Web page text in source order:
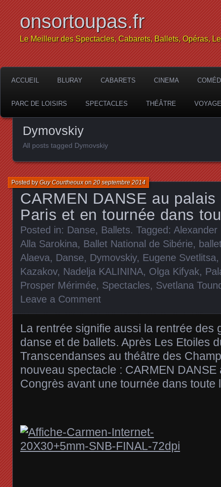
onsortoupas.fr
Le Meilleur des Spectacles, Cabarets, Ballets, Opéras,
ACCUEIL BLURAY CABARETS CINEMA
PARC DE LOISIRS SPECTACLES THÉÂTRE
Dymovskiy
All posts tagged Dymovskiy
CARMEN DANSE au
Paris et en tournée dans
Posted byGuy Courtheouxon20 septembre 2014
Posted in: Danse, Ballets. Tagged: Alexander
Alla Sarokina, Ballet National de Sibérie,
Alaeva, Danse, Dymovskiy, Eugene Svetlitsa
Kazakov, Nadelja KALININA, Olga Kifyak,
Prosper Mérimée, Spectacles, Svetlana
Leave a Comment
La rentrée signifie aussi la rentrée des
danse et de ballets. Après Les Etoiles
Transcendanses au théâtre des
nouveau spectacle : CARMEN DANSE
Congrès avant une tournée dans toute